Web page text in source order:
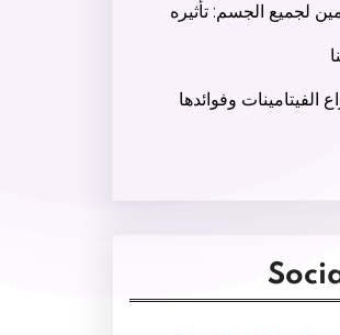
لجميع الجسم: تأثيره
الفيتامينات وفوائدها